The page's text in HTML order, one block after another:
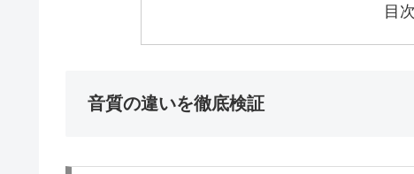
目次
音質の違いを徹底検証